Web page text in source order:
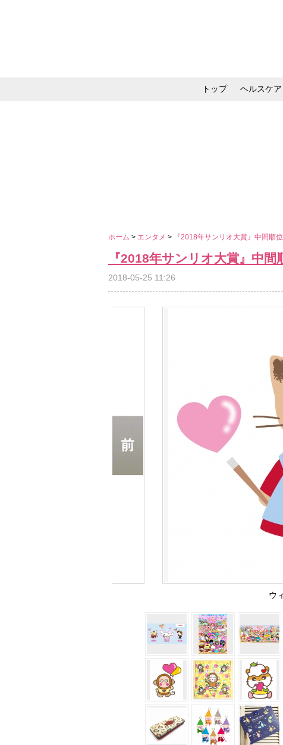
トップ ヘルスケア
ホーム > エンタメ > 『2018年サンリオ大賞』中間
『2018年サンリオ大賞』中
2018-05-25 11:26
ウ